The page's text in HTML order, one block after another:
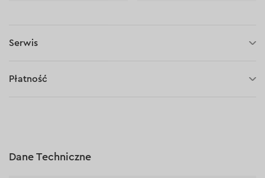
Serwis
Płatność
Płatność na rachunek bieżący (przelew tradycyjny)
Dane Techniczne